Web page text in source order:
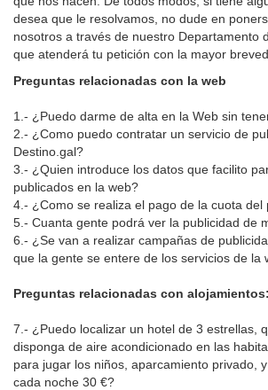
desea que le resolvamos, no dude en
nosotros a través de nuestro Departamento
que atenderá tu petición con la mayor
Preguntas relacionadas con la web
1.- ¿Puedo darme de alta en la Web sin
2.- ¿Como puedo contratar un servicio de
Destino.gal?
3.- ¿Quien introduce los datos que facilito
publicados en la web?
4.- ¿Como se realiza el pago de la cuota del
5.- Cuanta gente podrá ver la publicidad de
6.- ¿Se van a realizar campañas de
que la gente se entere de los servicios de la
Preguntas relacionadas con alojamientos:
7.- ¿Puedo localizar un hotel de 3 estrellas,
disponga de aire acondicionado en las
para jugar los niños, aparcamiento privado,
cada noche 30 €?